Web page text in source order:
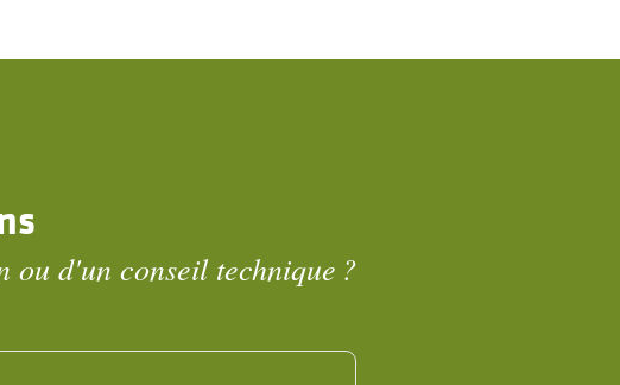
ou d'un conseil technique ?